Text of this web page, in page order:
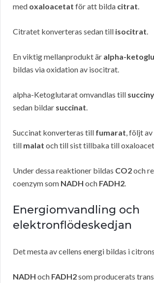
med oxaloacetat för att bilda citrat.
Citratet konverteras sedan till isocitrat.
En viktig mellanprodukt är alpha-
bildas via oxidation av isocitrat.
alpha-Ketoglutarat omvandlas till
sedan bildar succinat.
Succinat konverteras till fumarat, följt
till malat och till sist tillbaka till
Under dessa reaktioner bildas CO2och
coenzym som NADH och FADH2.
Energiomvandling och
elektronflödeskedjan
Det mesta av cellens energi bildas i
NADH och FADH2som producerats